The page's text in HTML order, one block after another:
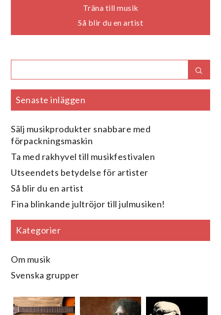
Inläggsnavigering
Träna till musik
Så blir du en artist
for:
Senaste inläggen
Sälj musikprodukter snabbare med
förpackningsmaskin
Ta med rakhyvel till musikfestivalen
Utseendets betydelse för artister
Så blir du en artist
Fina blinkande jultröjor till julmusiken!
Kategorier
Om musik
Svenska grupper